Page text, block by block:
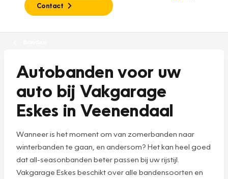
Contact
Autobanden voor uw
auto bij Vakgarage
Eskes in Veenendaal
Wanneer is het moment om van zomerbanden naar
winterbanden te gaan, en andersom? Het kan heel goed
dat all-seasonbanden beter passen bij uw rijstijl.
Vakgarage Eskes beschikt over alle bandensoorten en